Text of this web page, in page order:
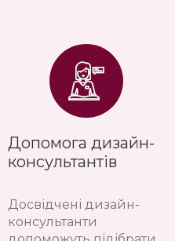
Допомога дизайн-
консультантів
Досвідчені дизайн-
консультанти